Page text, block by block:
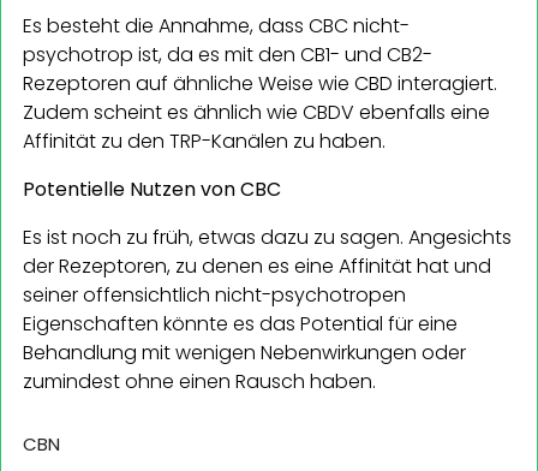
Es besteht die Annahme, dass CBC nicht-
psychotrop ist, da es mit den CB1- und CB2-
Rezeptoren auf ähnliche Weise wie CBD interagiert.
Zudem scheint es ähnlich wie CBDV ebenfalls eine
Affinität zu den TRP-Kanälen zu haben.
Potentielle Nutzen von CBC
Es ist noch zu früh, etwas dazu zu sagen. Angesichts
der Rezeptoren, zu denen es eine Affinität hat und
seiner offensichtlich nicht-psychotropen
Eigenschaften könnte es das Potential für eine
Behandlung mit wenigen Nebenwirkungen oder
zumindest ohne einen Rausch haben.
CBN